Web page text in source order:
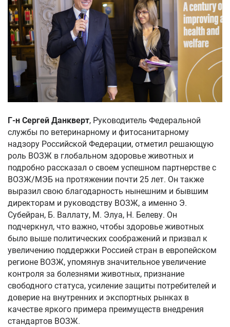
Г-н Сергей Данкверт, Руководитель Федеральной
службы по ветеринарному и фитосанитарному
надзору Российской Федерации, отметил решающую
роль ВОЗЖ в глобальном здоровье животных и
подробно рассказал о своем успешном партнерстве с
ВОЗЖ/МЭБ на протяжении почти 25 лет. Он также
выразил свою благодарность нынешним и бывшим
директорам и руководству ВОЗЖ, а именно Э.
Субейран, Б. Валлату, М. Элуа, Н. Белеву. Он
подчеркнул, что важно, чтобы здоровье животных
было выше политических соображений и призвал к
увеличению поддержки Россией стран в европейском
регионе ВОЗЖ, упомянув значительное увеличение
контроля за болезнями животных, признание
свободного статуса, усиление защиты потребителей и
доверие на внутренних и экспортных рынках в
качестве яркого примера преимуществ внедрения
стандартов ВОЗЖ.